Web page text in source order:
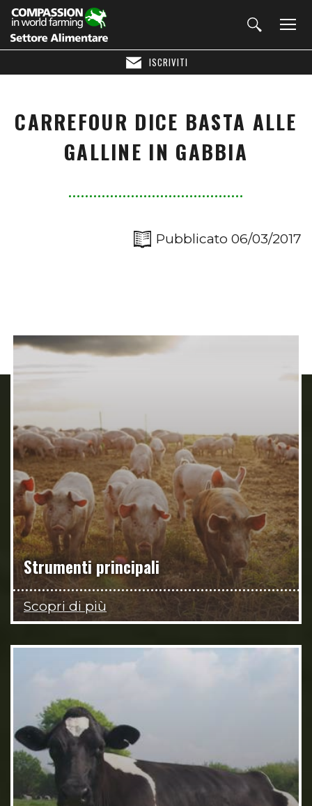
ISCRIVITI
CARREFOUR DICE BASTA ALLE
GALLINE IN GABBIA
Pubblicato 06/03/2017
Strumenti principali
Scopri di più